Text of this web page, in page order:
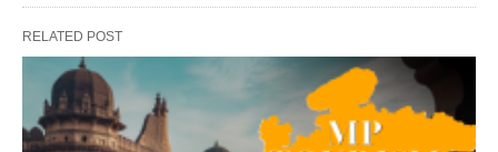
RELATED POST